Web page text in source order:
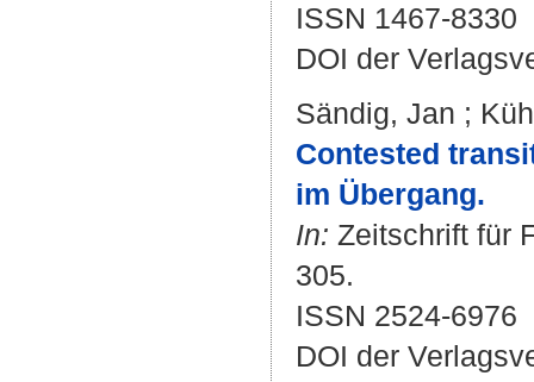
ISSN 1467-8330
DOI der
Sändig, Jan ;
Contested
im Übergang.
In: Zeitschrift für
305.
ISSN 2524-6976
DOI der